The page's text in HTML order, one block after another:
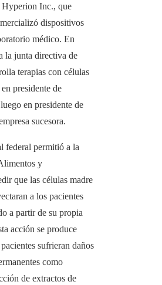
Inc., que
dispositivos
médico. En
la junta directiva de
terapias con células
presidente de
en presidente de
sucesora.
federal permitió a la
y
que las células madre
a los pacientes
a partir de su propia
acción se produce
sufrieran daños
como
de extractos de